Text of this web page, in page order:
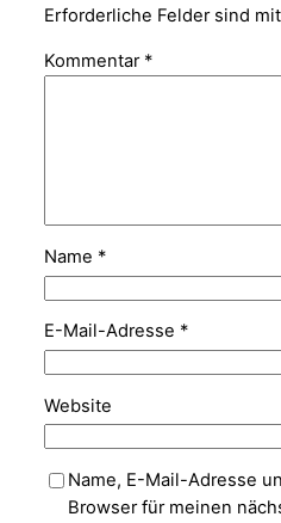
Erforderliche Felder sind mit
Kommentar *
Name *
E-Mail-Adresse *
Website
Name, E-Mail-Adresse
Browser für meinen